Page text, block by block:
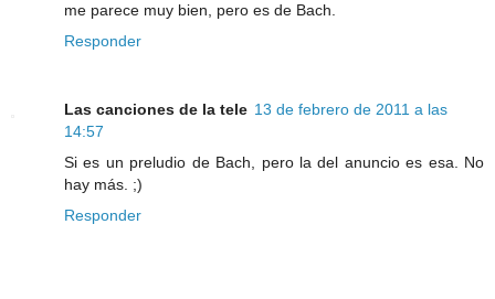
me parece muy bien, pero es de Bach.
Responder
Las canciones de la tele 13 de febrero de 2011 a las
14:57
Si es un preludio de Bach, pero la del anuncio es esa. No
hay más. ;)
Responder